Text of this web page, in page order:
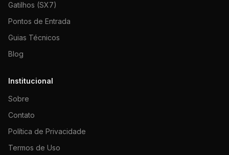
Gatilhos (SX7)
Pontos de Entrada
Guias Técnicos
Blog
Institucional
Sobre
Contato
Política de Privacidade
Termos de Uso